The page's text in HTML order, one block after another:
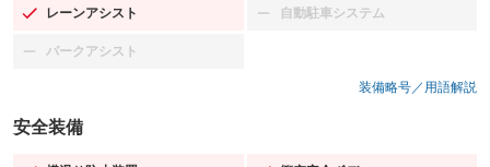
レーンアシスト
：装備あり 自動駐車システム
：装備なし
パークアシスト
：装備なし
装備略号／用語解説
安全装備